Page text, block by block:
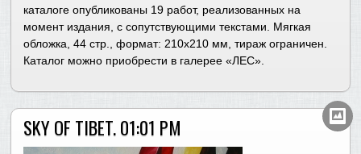
каталоге опубликованы 19 работ, реализованных на
момент издания, с сопутствующими текстами. Мягкая
обложка, 44 стр., формат: 210х210 мм, тираж ограничен.
Каталог можно приобрести в галерее «ЛЕС».
SKY OF TIBET. 01:01 PM